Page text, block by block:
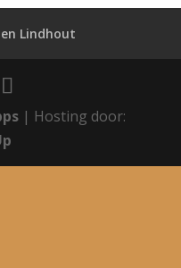
Lindhout
| Hosting door: